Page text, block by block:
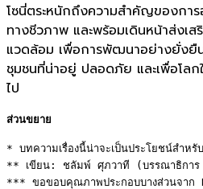
โซนี่ตระหนักถึงความสำคัญของกา
ทางชีวภาพ และพร้อมเดินหน้าส่งเ
แวดล้อม เพื่อการพัฒนาอย่างยั่ง
ชุมชนที่น่าอยู่ ปลอดภัย และเพื่อโล
ไป
ส่วนขยาย
* บทความเรื่องนี้น่าจะเป็นประโยชน์สำหรั
** เขียน: ชลัมพ์ ศุภวาที (บรรณาธิการ
*** ขอขอบคุณภาพประกอบบางส่วนจาก